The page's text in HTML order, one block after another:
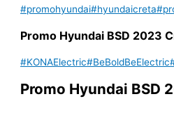
#promohyundai#hyundaicreta
Promo Hyundai BSD 2023
#KONAElectric#BeBoldBeElectric
Promo Hyundai BSD